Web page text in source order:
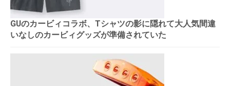
GUのカービィコラボ、Tシャツの影に隠れて大人気間違
いなしのカービィグッズが準備されていた